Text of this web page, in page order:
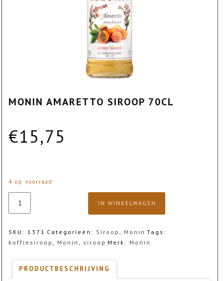
MONIN AMARETTO SIROOP 70CL
€15,75
4 op voorraad
Amaretto
IN WINKELWAGEN
SKU: 1371 Categorieën: Siroop Monin Tags:
koffiesiroop
Monin siroop Merk: Monin
PRODUCTBESCHRIJVING